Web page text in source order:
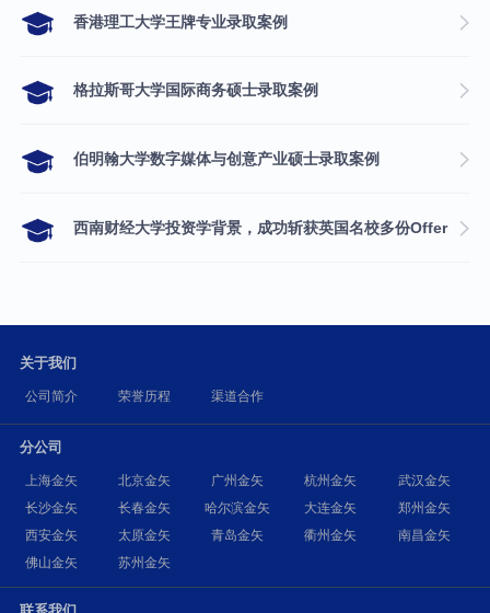
香港理工大学王牌专业录取案例
格拉斯哥大学国际商务硕士录取案例
伯明翰大学数字媒体与创意产业硕士录取案例
西南财经大学投资学背景，成功斩获英国名校多份Offer
关于我们
公司简介 荣誉历程 渠道合作
分公司
上海金矢 北京金矢 广州金矢 杭州金矢
武汉金矢
长沙金矢
长春金矢 哈尔滨金矢 大连金矢
郑州金矢
西安金矢
太原金矢 青岛金矢 衢州金矢
南昌金矢
佛山金矢
苏州金矢